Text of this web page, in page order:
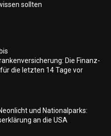
sollten
Die Finanz-
die letzten 14 Tage vor
und Nationalparks:
an die USA